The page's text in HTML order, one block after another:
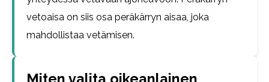
vetoaisa on siis osa peräkärryn aisaa, joka
mahdollistaa vetämisen.
Miten valita oikeanlainen